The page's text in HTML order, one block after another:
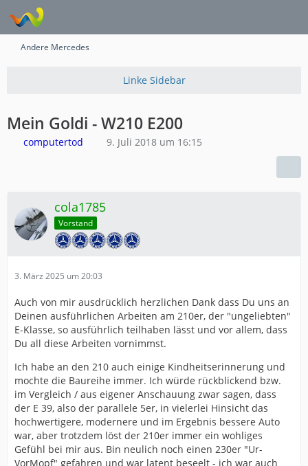
Andere Mercedes
Mein Goldi - W210 E200
computertod 9. Juli 2018 um 16:15
cola1785
Vorstand
3. März 2025 um 20:03
Auch von mir ausdrücklich herzlichen Dank dass Du uns an
Deinen ausführlichen Arbeiten am 210er, der "ungeliebten"
E-Klasse, so ausführlich teilhaben lässt und vor allem, dass
Du all diese Arbeiten vornimmst.
Ich habe an den 210 auch einige Kindheitserinnerung und
mochte die Baureihe immer. Ich würde rückblickend bzw.
im Vergleich / aus eigener Anschauung zwar sagen, dass
der E 39, also der parallele 5er, in vielerlei Hinsicht das
hochwertigere, modernere und im Ergebnis bessere Auto
war, aber trotzdem löst der 210er immer ein wohliges
Gefühl bei mir aus. Bin neulich noch einen 230er "Ur-
VorMopf" gefahren und war latent beseelt - ich war auch